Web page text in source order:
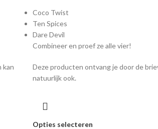
kan
Coco Twist
Ten Spices
Dare Devil
Combineer en proef ze alle vier!
Deze producten ontvang je door de
natuurlijk ook.
Opties selecteren